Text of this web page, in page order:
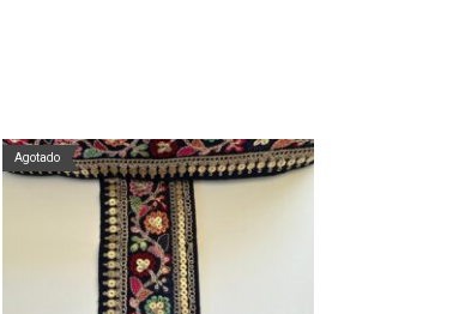
Agotado